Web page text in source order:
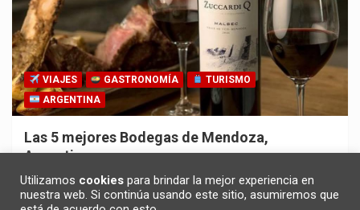
VIAJES GASTRONOMÍA
TURISMO
ARGENTINA
Las 5 mejores Bodegas de Mendoza,
Argentina
30/10/2025 Redacción
Utilizamos cookies para brindar la mejor experiencia en
nuestra web. Si continúa usando este sitio, asumiremos que